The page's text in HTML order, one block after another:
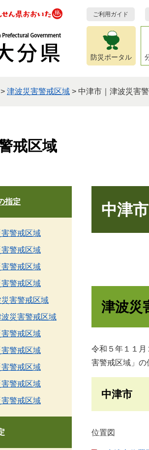
ご利用ガイド
防災ポータル
> 津波災害警戒区域 > 中津市｜津波災害
戒区域
中津
津波災
令和５年１１月
害警戒区域」の
中津市
位置図
指定
警戒区域
警戒区域
警戒区域
警戒区域
害警戒区域
災害警戒区域
警戒区域
警戒区域
警戒区域
警戒区域
警戒区域